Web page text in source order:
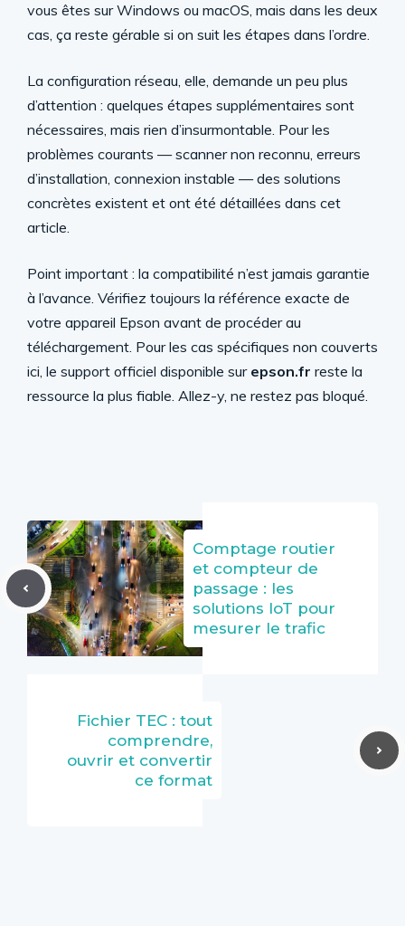
vous êtes sur Windows ou macOS, mais dans les deux
cas, ça reste gérable si on suit les étapes dans l’ordre.
La configuration réseau, elle, demande un peu plus
d’attention : quelques étapes supplémentaires sont
nécessaires, mais rien d’insurmontable. Pour les
problèmes courants — scanner non reconnu, erreurs
d’installation, connexion instable — des solutions
concrètes existent et ont été détaillées dans cet
article.
Point important : la compatibilité n’est jamais garantie
à l’avance. Vérifiez toujours la référence exacte de
votre appareil Epson avant de procéder au
téléchargement. Pour les cas spécifiques non couverts
ici, le support officiel disponible sur epson.fr reste la
ressource la plus fiable. Allez-y, ne restez pas bloqué.
Comptage routier
et compteur de
passage : les
solutions IoT pour
mesurer le trafic
Fichier TEC : tout
comprendre,
ouvrir et convertir
ce format